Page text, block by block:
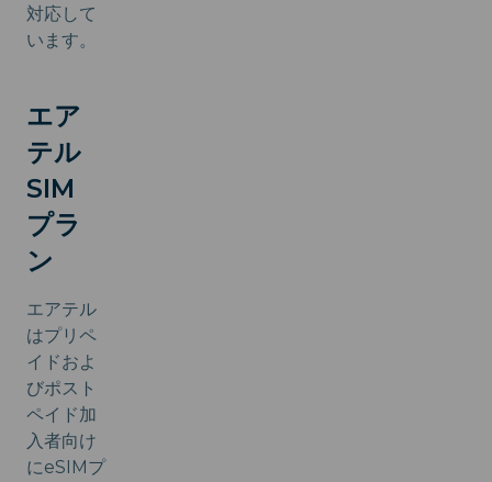
対応して
います。
エア
テル
SIM
プラ
ン
エアテル
はプリペ
イドおよ
びポスト
ペイド加
入者向け
にeSIMプ